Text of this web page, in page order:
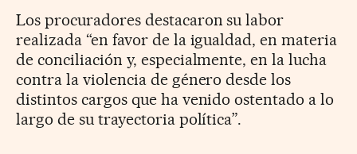
Los procuradores destacaron su labor
realizada “en favor de la igualdad, en materia
de conciliación y, especialmente, en la lucha
contra la violencia de género desde los
distintos cargos que ha venido ostentado a lo
largo de su trayectoria política”.